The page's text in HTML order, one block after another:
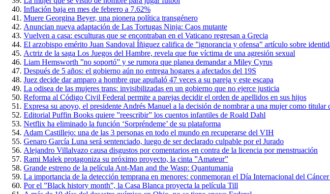
Inflación baja en mes de febrero a 7.62%
Muere Georgina Beyer, una pionera política transgénero
Anuncian nueva adaptación de Las Tortugas Ninja: Caos mutante
Vuelven a casa: esculturas que se encontraban en el Vaticano regresan a Grecia
El arzobispo emérito Juan Sandoval Íñiguez califica de ”ignorancia y ofensa” artículo sobre
Actriz de la saga Los Juegos del Hambre, revela que fue víctima de una agresión sexual
Liam Hemsworth ”no soportó” y se rumora que planea demandar a Miley Cyrus
Después de 5 años: el gobierno aún no entrega hogares a afectados del 19S
Juez decide dar amparo a hombre que apuñaló 47 veces a su pareja y este escapa
La odisea de las mujeres trans: invisibilizadas en un gobierno que no ejerce justicia
Reforma al Código Civil Federal permite a parejas decidir el orden de apellidos en sus hijos
Expresa su apoyo, el presidente Andrés Manuel a la decisión de nombrar a una mujer como titular
Editorial Puffin Books quiere ”reescribir” los cuentos infantiles de Roald Dahl
Netflix ha eliminado la función ‘Sorpréndeme’ de su plataforma
Adam Castillejo: una de las 3 personas en todo el mundo en recuperarse del VIH
Genaro García Luna será sentenciado, luego de ser declarado culpable por el Jurado
Alejandro Villalvazo causa disgustos por comentarios en contra de la licencia por menstruación
Rami Malek protagoniza su próximo proyecto, la cinta ”Amateur”
Grande estreno de la película Ant-Man and the Wasp: Quantumania
La importancia de la detección temprana en menores: conmemoran el Día Internacional del
Por el ”Black history month”, la Casa Blanca proyecta la película Till